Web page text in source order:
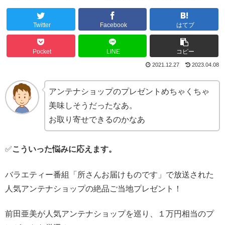
Twitter Facebook はてブ
Pocket LINE コピー
2023.04.08
2021.12.27
アンテナショップのプレゼントめちゃくちゃ
美味しそうだったなあ。
お取り寄せできるのかなあ
✅こういった悩みに応えます。
バラエティー番組「所さんお届けものです」で放送された
人気アンテナショップの絶品ご当地プレゼント！
前田亜美が人気アンテナショップを巡り、１万円相当のプ